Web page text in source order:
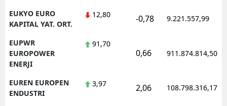
EUKYO EURO
KAPITAL YAT. ORT.
12,80 -0,78 9.221.557,99
EUPWR
EUROPOWER
ENERJI
91,70
0,66 911.874.814,50
EUREN EUROPEN
ENDUSTRI
3,97 2,06 108.798.316,17